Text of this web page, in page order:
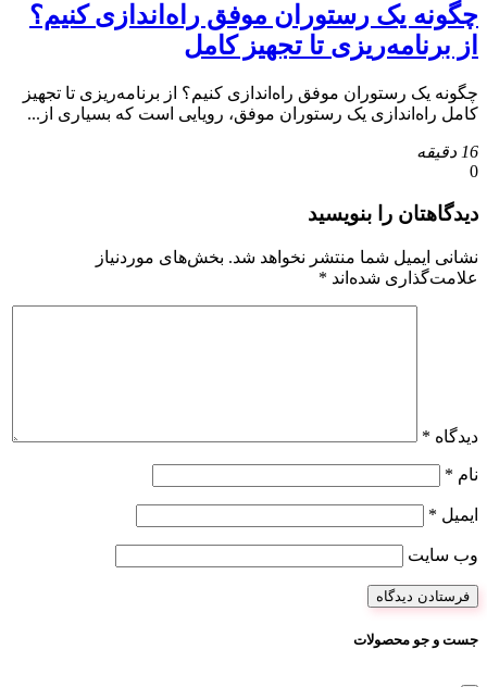
چگونه یک رستوران موفق راه‌اندازی کنیم؟
از برنامه‌ریزی تا تجهیز کامل
چگونه یک رستوران موفق راه‌اندازی کنیم؟ از برنامه‌ریزی تا تجهیز
کامل راه‌اندازی یک رستوران موفق، رویایی است که بسیاری از...
16 دقیقه
0
دیدگاهتان را بنویسید
نشانی ایمیل شما منتشر نخواهد شد. بخش‌های موردنیاز
علامت‌گذاری شده‌اند *
دیدگاه *
نام *
ایمیل *
وب‌ سایت
جست و جو محصولات